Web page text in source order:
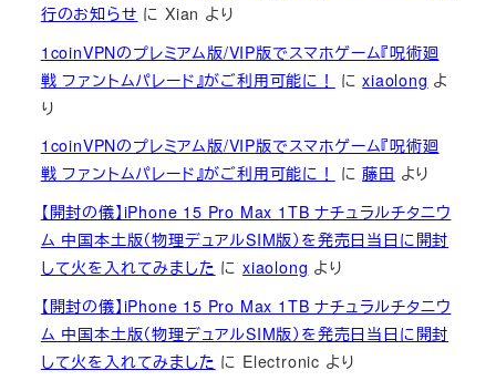
行のお知らせ にXian より
1coinVPNのプレミアム版/VIP版でスマホゲーム『呪術廻
戦 ファントムパレード』がご利用可能に！
にxiaolong よ
り
1coinVPNのプレミアム版/VIP版でスマホゲーム『呪術廻
戦 ファントムパレード』がご利用可能に！
に藤田 より
【開封の儀】iPhone 15 Pro Max 1TB ナチュラルチタニウ
ム 中国本土版（物理デュアルSIM版）を発売日当日に開封
して火を入れてみました にxiaolong より
【開封の儀】iPhone 15 Pro Max 1TB ナチュラルチタニウ
ム 中国本土版（物理デュアルSIM版）を発売日当日に開封
して火を入れてみました に Electronic より